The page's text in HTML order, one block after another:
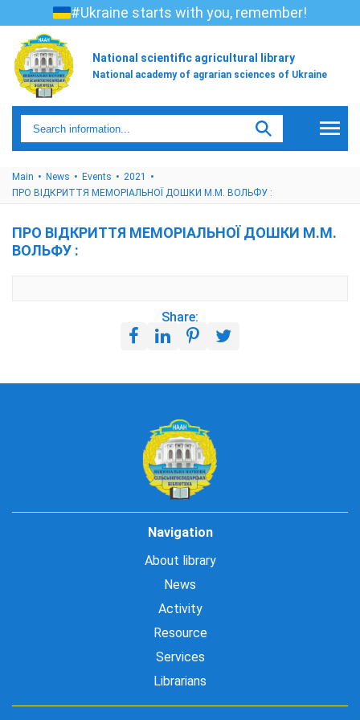
#Ukraine starts with you, remember!
National scientific agricultural library
National academy of agrarian sciences of Ukraine
Main News Events
2021
ПРО ВІДКРИТТЯ МЕМОРІАЛЬНОЇ ДОШКИ М.М. ВОЛЬФУ :
ПРО ВІДКРИТТЯ МЕМОРІАЛЬНОЇ ДОШКИ М.М.
ВОЛЬФУ :
Share:
Navigation
About library
News
Activity
Resource
Services
Librarians